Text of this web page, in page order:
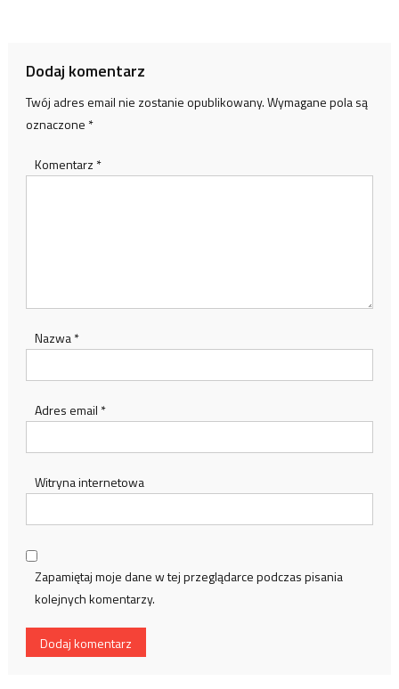
Dodaj komentarz
Twój adres email nie zostanie opublikowany.Wymagane pola są
oznaczone *
Komentarz *
Nazwa*
Adres email *
Witryna internetowa
Zapamiętaj moje dane w tej przeglądarce podczas pisania
kolejnych komentarzy.